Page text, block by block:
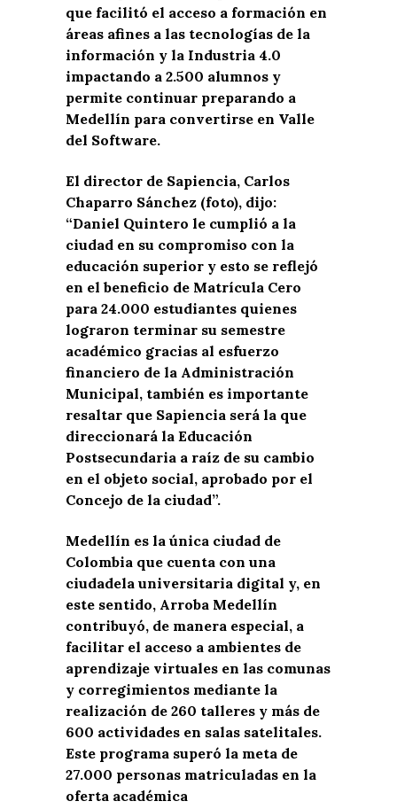
que facilitó el acceso a formación en
áreas afines a las tecnologías de la
información y la Industria 4.0
impactando a 2.500 alumnos y
permite continuar preparando a
Medellín para convertirse en Valle
del Software.
El director de Sapiencia, Carlos
Chaparro Sánchez (foto), dijo:
“Daniel Quintero le cumplió a la
ciudad en su compromiso con la
educación superior y esto se reflejó
en el beneficio de Matrícula Cero
para 24.000 estudiantes quienes
lograron terminar su semestre
académico gracias al esfuerzo
financiero de la Administración
Municipal, también es importante
resaltar que Sapiencia será la que
direccionará la Educación
Postsecundaria a raíz de su cambio
en el objeto social, aprobado por el
Concejo de la ciudad”.
Medellín es la única ciudad de
Colombia que cuenta con una
ciudadela universitaria digital y, en
este sentido, Arroba Medellín
contribuyó, de manera especial, a
facilitar el acceso a ambientes de
aprendizaje virtuales en las comunas
y corregimientos mediante la
realización de 260 talleres y más de
600 actividades en salas satelitales.
Este programa superó la meta de
27.000 personas matriculadas en la
oferta académica